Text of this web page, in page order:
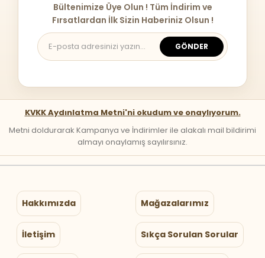
Bültenimize Üye Olun ! Tüm İndirim ve
Fırsatlardan İlk Sizin Haberiniz Olsun !
GÖNDER
KVKK Aydınlatma Metni'ni okudum ve onaylıyorum.
Metni doldurarak Kampanya ve İndirimler ile alakalı mail bildirimi
almayı onaylamış sayılırsınız.
Hakkımızda Mağazalarımız
İletişim Sıkça Sorulan Sorular